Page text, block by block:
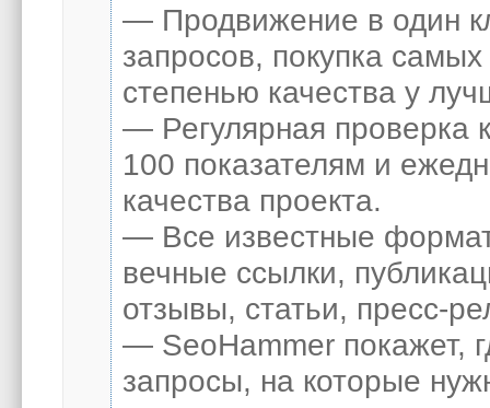
— Продвижение в один
запросов, покупка
степенью качества у
— Регулярная проверка
100 показателям и
качества проекта.
— Все известные
вечные ссылки,
отзывы, статьи, пресс-
— SeoHammer покажет,
запросы, на которые